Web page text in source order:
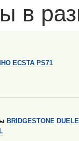
в
ECSTA PS71
BRIDGESTONE